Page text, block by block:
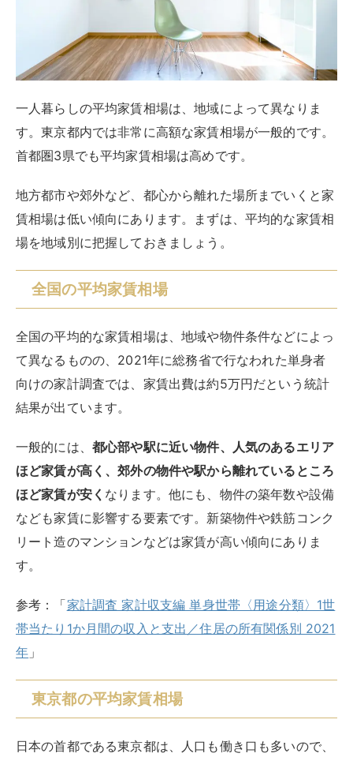
一人暮らしの平均家賃相場は、地域によって異なりま
す。東京都内では非常に高額な家賃相場が一般的です。
首都圏3県でも平均家賃相場は高めです。
地方都市や郊外など、都心から離れた場所までいくと家
賃相場は低い傾向にあります。まずは、平均的な家賃相
場を地域別に把握しておきましょう。
全国の平均家賃相場
全国の平均的な家賃相場は、地域や物件条件などによっ
て異なるものの、2021年に総務省で行なわれた単身者
向けの家計調査では、家賃出費は約5万円だという統計
結果が出ています。
一般的には、 都心部や駅に近い物件、人気のあるエリア
ほど家賃が高く、郊外の物件や駅から離れているところ
ほど家賃が安く なります。他にも、物件の築年数や設備
なども家賃に影響する要素です。新築物件や鉄筋コンク
リート造のマンションなどは家賃が高い傾向にありま
す。
参考：「家計調査 家計収支編 単身世帯〈用途分類〉1世
帯当たり1か月間の収入と支出／住居の所有関係別 2021
年 」
東京都の平均家賃相場
日本の首都である東京都は、人口も働き口も多いので、